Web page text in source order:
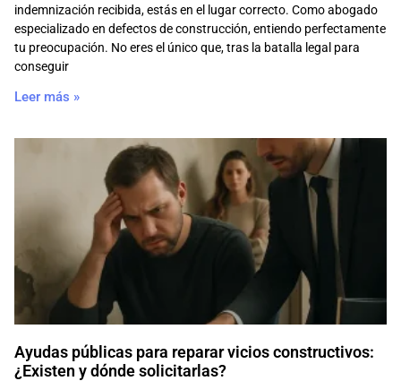
indemnización recibida, estás en el lugar correcto. Como abogado
especializado en defectos de construcción, entiendo perfectamente
tu preocupación. No eres el único que, tras la batalla legal para
conseguir
Leer más »
Ayudas públicas para reparar vicios constructivos:
¿Existen y dónde solicitarlas?